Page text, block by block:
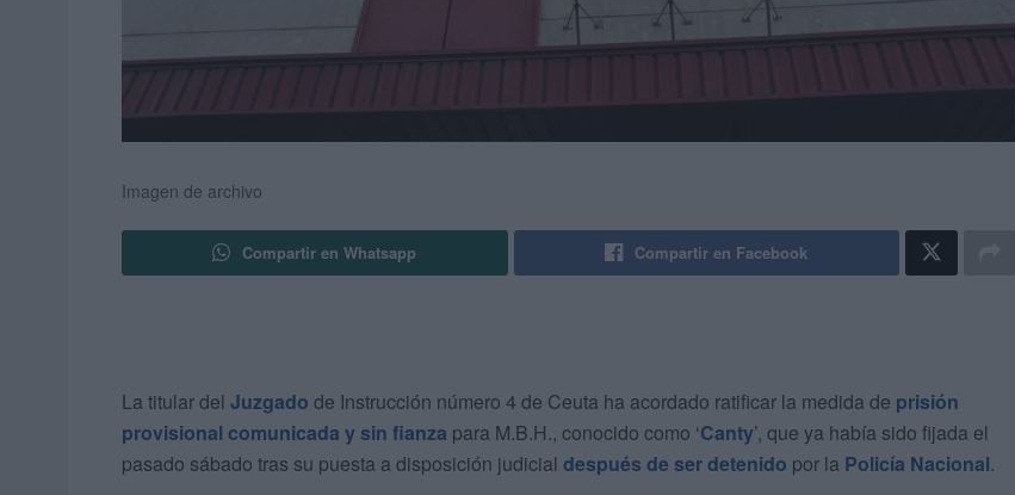
Imagen de archivo
Compartir en Whatsapp Compartir en Facebook
La titular del Juzgado de Instrucción número 4 de Ceuta ha acordado ratificar la medida de prisión
provisional comunicada y sin fianza para M.B.H., conocido como ‘Canty’, que ya había sido fijada el
pasado sábado tras su puesta a disposición judicial después de ser detenido por la Policía Nacional.